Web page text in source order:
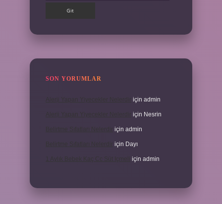
SON YORUMLAR
Alerji Yapan Yiyecekler Nelerdir için admin
Alerji Yapan Yiyecekler Nelerdir için Nesrin
için admin
için Dayı
1 Aylık Bebek Kaç Cc Süt Içmeli için admin